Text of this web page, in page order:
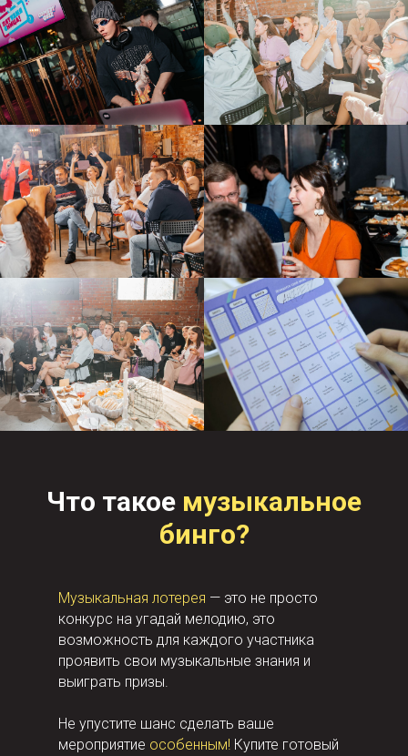
Что такое музыкальное
бинго?
Музыкальная лотерея — это не просто
конкурс на угадай мелодию, это
возможность для каждого участника
проявить свои музыкальные знания и
выиграть призы.
Не упустите шанс сделать ваше
мероприятие особенным! Купите готовый